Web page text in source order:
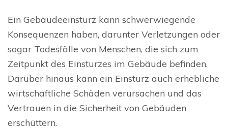
Ein Gebäudeeinsturz kann schwerwiegende
Konsequenzen haben, darunter Verletzungen oder
sogar Todesfälle von Menschen, die sich zum
Zeitpunkt des Einsturzes im Gebäude befinden.
Darüber hinaus kann ein Einsturz auch erhebliche
wirtschaftliche Schäden verursachen und das
Vertrauen in die Sicherheit von Gebäuden
erschüttern.